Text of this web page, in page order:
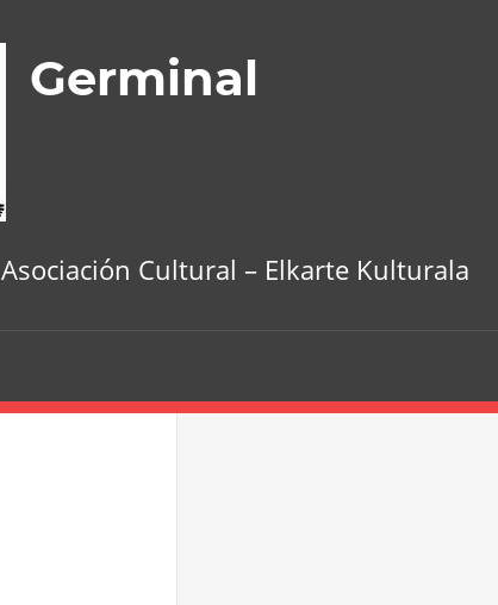
Germinal
Asociación Cultural – Elkarte Kulturala